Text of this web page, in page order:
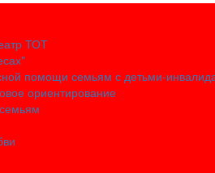
ТОТ
помощи семьям с детьми-
ориентирование